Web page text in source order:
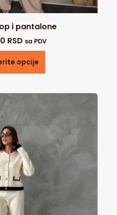
i pantalone
RSD sa PDV
opcije